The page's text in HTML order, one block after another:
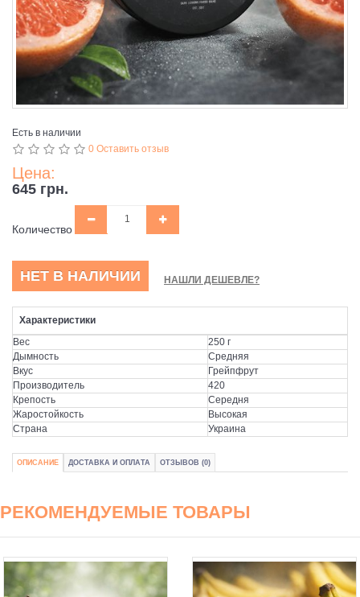
Есть в наличии
0 Оставить отзыв
Цена:
645 грн.
Количество
НЕТ В НАЛИЧИИ НАШЛИ ДЕШЕВЛЕ?
Характеристики
Вес
250 г
Дымность
Средняя
Вкус
Грейпфрут
Производитель
420
Крепость
Середня
Жаростойкость
Высокая
Страна
Украина
ОПИСАНИЕ ДОСТАВКА И ОПЛАТА ОТЗЫВОВ (0)
РЕКОМЕНДУЕМЫЕ ТОВАРЫ